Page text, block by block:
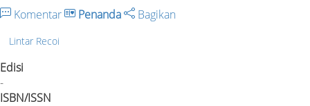
Komentar Penanda Bagikan
Lintar Recoi
Edisi
-
ISBN/ISSN